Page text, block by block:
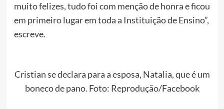
muito felizes, tudo foi com menção de honra e ficou
em primeiro lugar em toda a Instituição de Ensino”,
escreve.
Cristian se declara para a esposa, Natalia, que é um
boneco de pano. Foto: Reprodução/Facebook